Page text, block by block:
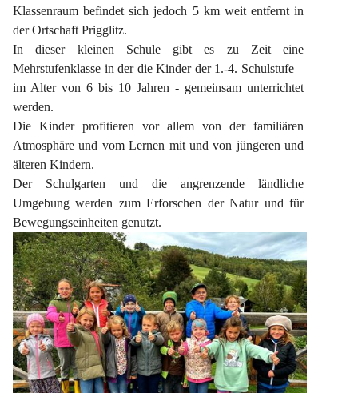
Klassenraum befindet sich jedoch 5 km weit entfernt in
der Ortschaft Prigglitz.
In dieser kleinen Schule gibt es zu Zeit eine
Mehrstufenklasse in der die Kinder der 1.-4. Schulstufe –
im Alter von 6 bis 10 Jahren - gemeinsam unterrichtet
werden.
Die Kinder profitieren vor allem von der familiären
Atmosphäre und vom Lernen mit und von jüngeren und
älteren Kindern.
Der Schulgarten und die angrenzende ländliche
Umgebung werden zum Erforschen der Natur und für
Bewegungseinheiten genutzt.